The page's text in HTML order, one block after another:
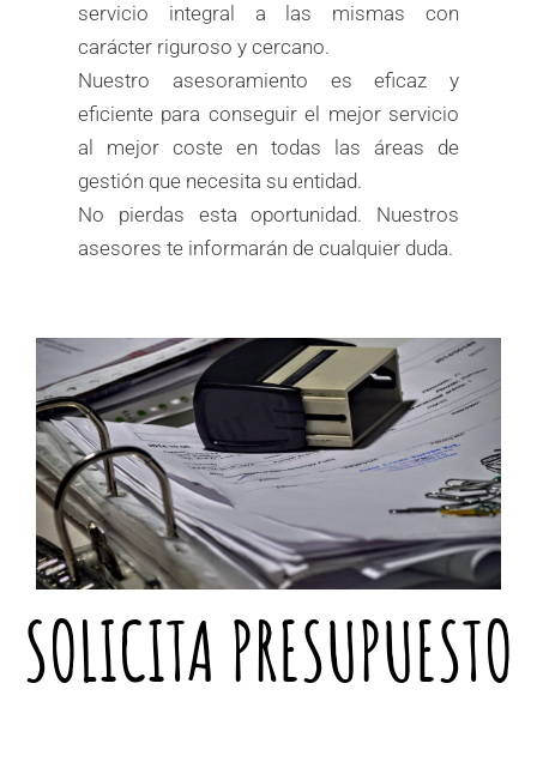
servicio integral a las mismas con
carácter riguroso y cercano.
Nuestro asesoramiento es eficaz y
eficiente para conseguir el mejor servicio
al mejor coste en todas las áreas de
gestión que necesita su entidad.
No pierdas esta oportunidad. Nuestros
asesores te informarán de cualquier duda.
SOLICITA PRESUPUESTO